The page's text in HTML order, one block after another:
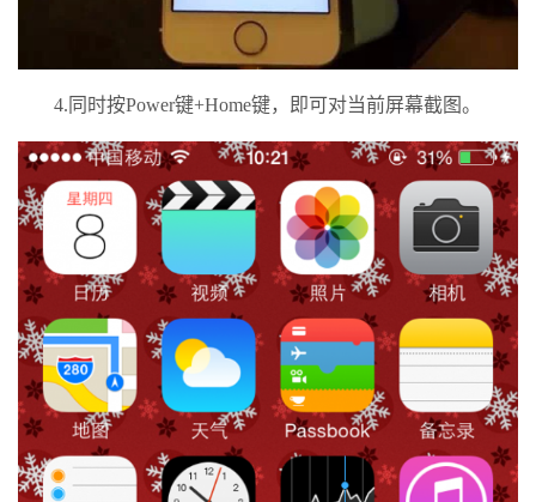
4.同时按Power键+Home键，即可对当前屏幕截图。